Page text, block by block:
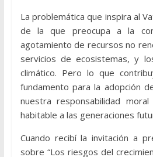
La problemática que inspira al
de la que preocupa a la
agotamiento de recursos no
servicios de ecosistemas, y
climático. Pero lo que
fundamento para la adopción
nuestra responsabilidad
habitable a las generaciones
Cuando recibí la invitación a
sobre “Los riesgos del